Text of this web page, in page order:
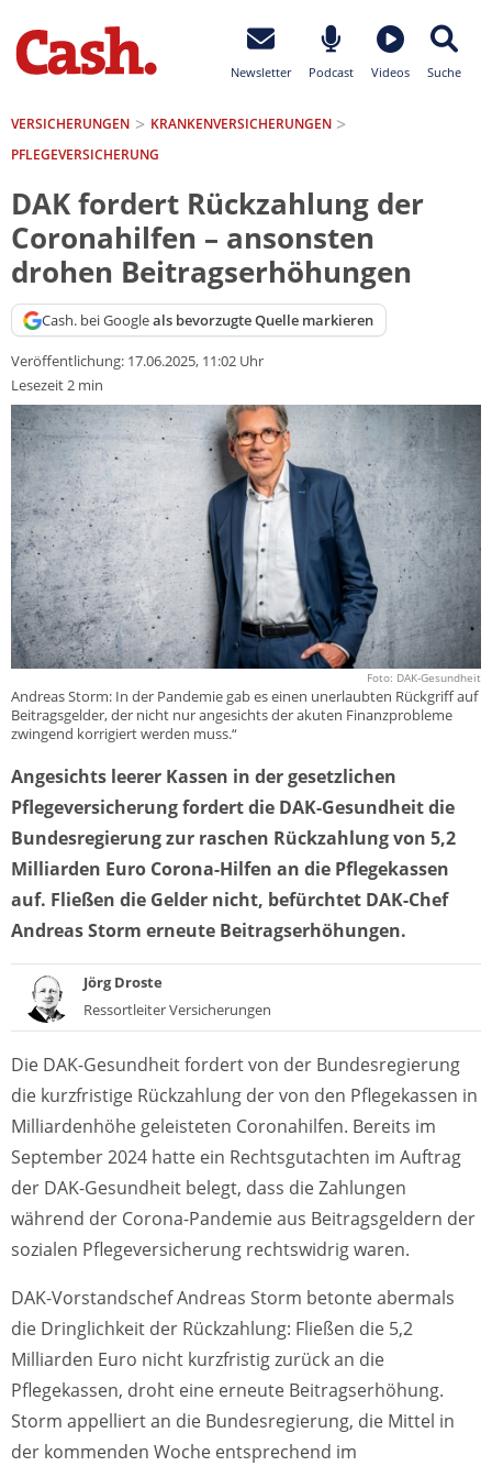
Newsletter Podcast Videos Suche
VERSICHERUNGEN
KRANKEN­VERSICHERUNGEN
PFLEGEVERSICHERUNG
DAK fordert Rückzahlung der
Coronahilfen – ansonsten
drohen Beitragserhöhungen
Cash. bei Googleals bevorzugte Quelle markieren
Veröffentlichung: 17.06.2025, 11:02 Uhr
Lesezeit 2 min
Foto: DAK-Gesundheit
Andreas Storm: In der Pandemie gab es einen unerlaubten Rückgriff auf
Beitragsgelder, der nicht nur angesichts der akuten Finanzprobleme
zwingend korrigiert werden muss.“
Angesichts leerer Kassen in der gesetzlichen
Pflegeversicherung fordert die DAK-Gesundheit die
Bundesregierung zur raschen Rückzahlung von 5,2
Milliarden Euro Corona-Hilfen an die Pflegekassen
auf. Fließen die Gelder nicht, befürchtet DAK-Chef
Andreas Storm erneute Beitragserhöhungen.
Jörg Droste
Ressortleiter Versicherungen
Die DAK-Gesundheit fordert von der Bundesregierung
die kurzfristige Rückzahlung der von den Pflegekassen in
Milliardenhöhe geleisteten Coronahilfen. Bereits im
September 2024 hatte ein Rechtsgutachten im Auftrag
der DAK-Gesundheit belegt, dass die Zahlungen
während der Corona-Pandemie aus Beitragsgeldern der
sozialen Pflegeversicherung rechtswidrig waren.
DAK-Vorstandschef Andreas Storm betonte abermals
die Dringlichkeit der Rückzahlung: Fließen die 5,2
Milliarden Euro nicht kurzfristig zurück an die
Pflegekassen, droht eine erneute Beitragserhöhung.
Storm appelliert an die Bundesregierung, die Mittel in
der kommenden Woche entsprechend im